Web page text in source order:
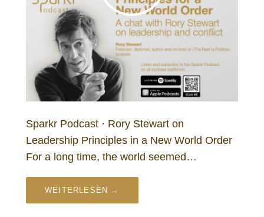
Sparkr Podcast · Rory Stewart on
Leadership Principles in a New World Order
For a long time, the world seemed…
WEITERLESEN →